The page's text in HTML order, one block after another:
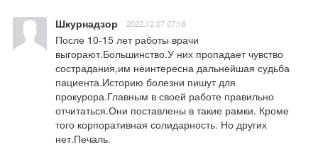
Шкурнадзор 2022.12.07 07:16
После 10-15 лет работы врачи
выгорают.Большинство.У них пропадает чувство
сострадания,им неинтересна дальнейшая судьба
пациента.Историю болезни пишут для
прокурора.Главным в своей работе правильно
отчитаться.Они поставлены в такие рамки. Кроме
того корпоративная солидарность. Но других
нет.Печаль.